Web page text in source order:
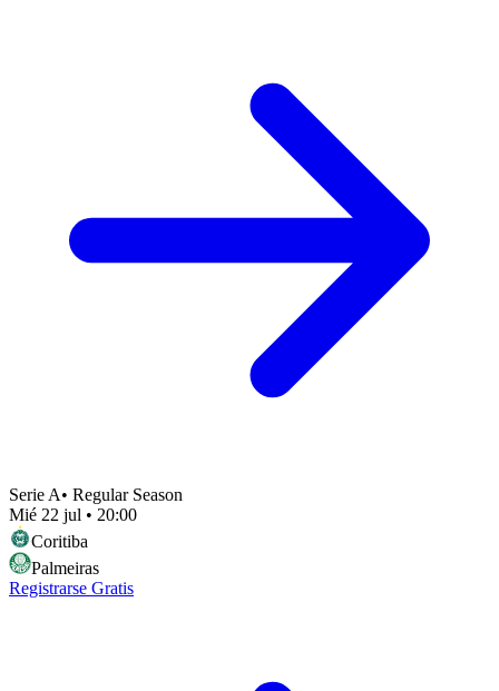
Serie A• Regular Season
Mié 22 jul • 20:00
Coritiba
Palmeiras
Registrarse Gratis